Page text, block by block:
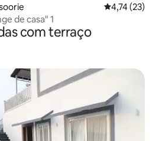
4,74 de uma
4,74 (23)
de casa" 1
com terraço